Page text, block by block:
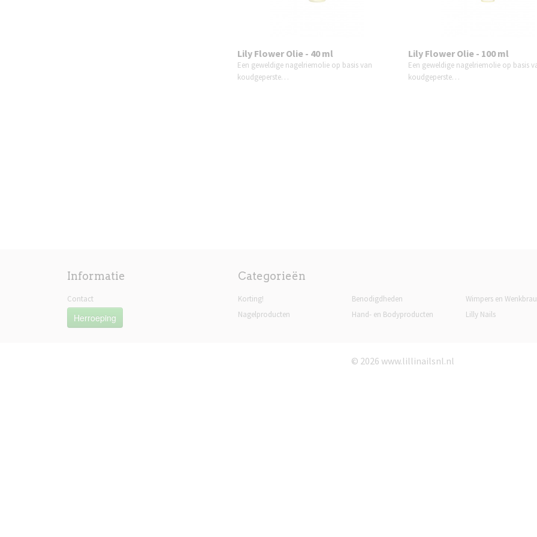
Lily Flower Olie - 40 ml
Een geweldige nagelriemolie op basis van
koudgeperste…
Lily Flower Olie - 100 ml
Een geweldige nagelriemolie op basis
koudgeperste…
Informatie
Contact
Herroeping
Categorieën
Korting!
Nagelproducten
Benodigdheden
Hand- en Bodyproducten
Wimpers en
Lilly Nails
© 2026 www.lillinailsnl.nl